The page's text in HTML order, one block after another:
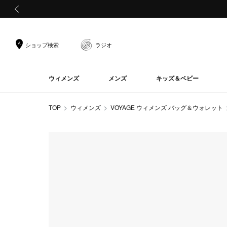
ショップ検索 ラジオ
ウィメンズ メンズ キッズ＆ベビー
TOP ウィメンズ VOYAGE ウィメンズ バッグ＆ウォレット